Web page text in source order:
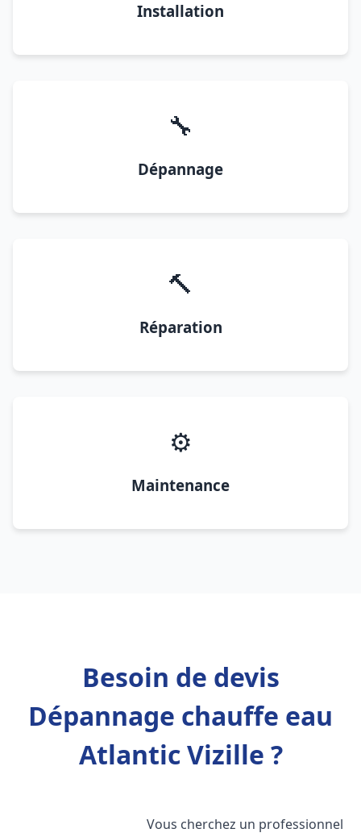
Installation
🔧
Dépannage
🔨
Réparation
⚙️
Maintenance
Besoin de devis
Dépannage chauffe eau
Atlantic Vizille ?
Vous cherchez un professionnel